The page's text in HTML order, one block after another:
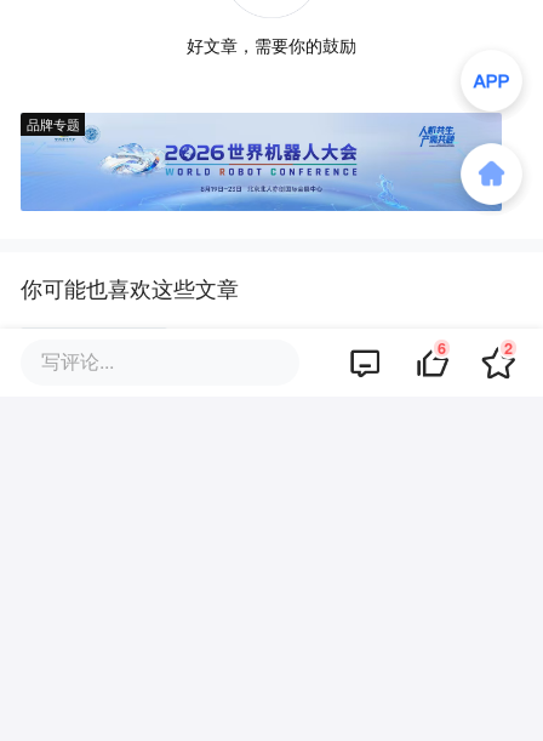
好文章，需要你的鼓励
品牌专题
你可能也喜欢这些文章
用户不买单，资本狂下注，家用
写评论... 6 2